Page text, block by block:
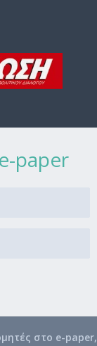
paper
στο e-paper,